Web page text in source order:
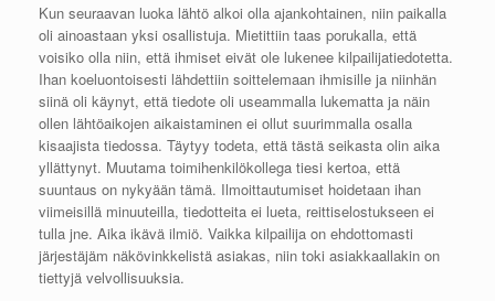
Kun seuraavan luoka lähtö alkoi olla ajankohtainen, niin paikalla
oli ainoastaan yksi osallistuja. Mietittiin taas porukalla, että
voisiko olla niin, että ihmiset eivät ole lukenee kilpailijatiedotetta.
Ihan koeluontoisesti lähdettiin soittelemaan ihmisille ja niinhän
siinä oli käynyt, että tiedote oli useammalla lukematta ja näin
ollen lähtöaikojen aikaistaminen ei ollut suurimmalla osalla
kisaajista tiedossa. Täytyy todeta, että tästä seikasta olin aika
yllättynyt. Muutama toimihenkilökollega tiesi kertoa, että
suuntaus on nykyään tämä. Ilmoittautumiset hoidetaan ihan
viimeisillä minuuteilla, tiedotteita ei lueta, reittiselostukseen ei
tulla jne. Aika ikävä ilmiö. Vaikka kilpailija on ehdottomasti
järjestäjäm näkövinkkelistä asiakas, niin toki asiakkaallakin on
tiettyjä velvollisuuksia.